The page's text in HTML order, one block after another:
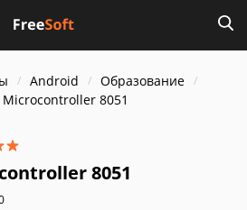
Android
Образование
Microcontroller 8051
8051